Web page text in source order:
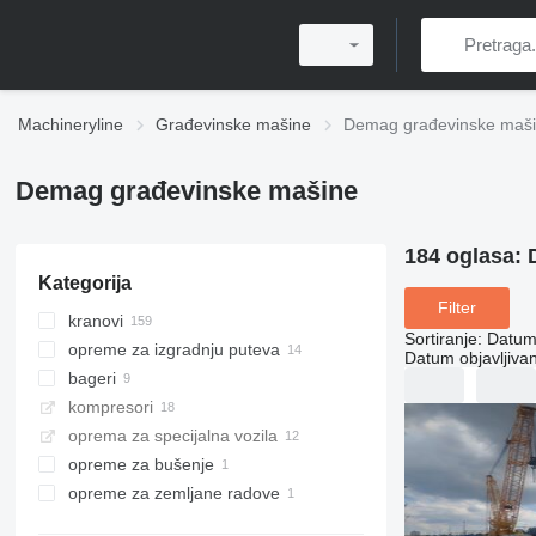
Machineryline Građevinske mašine Demag građevinske
Demag građevinske mašine
Kategorija
kranovi
dizalice za sve terene
autodizalice
nadzemne dizalice
kranovi gusjeničari
portalne dizalice
konzolnе dizalicе
opreme za izgradnju puteva
asfaltni finišeri
asfaltni finišeri gusjeničari
asfaltni finišeri točkaši
asfalteri
bageri
bageri gusjeničari
bageri s dubinskom kašikom
dreglajni
kompresori
oprema za specijalna vozila
opreme za bušenje
bušaća postrojenja
opreme za zemljane radove
184 oglasa:
Filter
Sortiranje:
Datum